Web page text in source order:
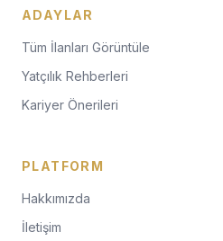
ADAYLAR
Tüm İlanları Görüntüle
Yatçılık Rehberleri
Kariyer Önerileri
PLATFORM
Hakkımızda
İletişim